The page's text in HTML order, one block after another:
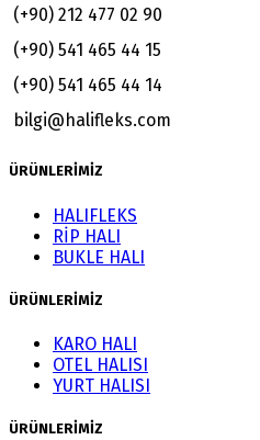
(+90) 212 477 02 90
(+90) 541 465 44 15
(+90) 541 465 44 14
bilgi@halifleks.com
ÜRÜNLERİMİZ
HALIFLEKS
RİP HALI
BUKLE HALI
ÜRÜNLERİMİZ
KARO HALI
OTEL HALISI
YURT HALISI
ÜRÜNLERİMİZ